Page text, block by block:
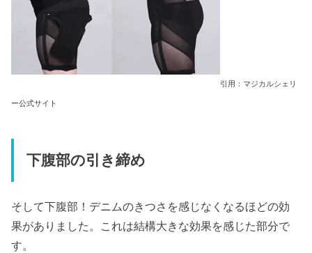
引用：マジカルシェリ
ー公式サイト
下腹部の引き締め
そして下腹部！デニムのきつさを感じなくなるほどの効
果がありました。これは結構大きな効果を感じた部分で
す。